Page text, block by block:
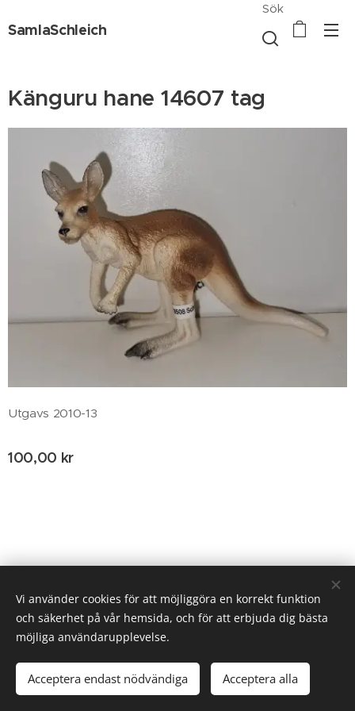
SamlaSchleich
Sök
Känguru hane 14607 tag
Utgavs 2010-13
100,00 kr
Lägg i kundvagnen
© 2020 Birgitta Helm, Broestorp 1175, 289 93 Broby
Cookies
Vi använder cookies för att möjliggöra en korrekt funktion
och säkerhet på vår hemsida, och för att erbjuda dig bästa
möjliga användarupplevelse.
Acceptera endast nödvändiga Acceptera alla